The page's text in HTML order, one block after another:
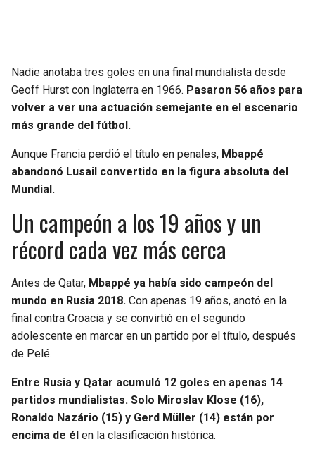
Nadie anotaba tres goles en una final mundialista desde
Geoff Hurst con Inglaterra en 1966. Pasaron 56 años para
volver a ver una actuación semejante en el escenario
más grande del fútbol.
Aunque Francia perdió el título en penales, Mbappé
abandonó Lusail convertido en la figura absoluta del
Mundial.
Un campeón a los 19 años y un
récord cada vez más cerca
Antes de Qatar, Mbappé ya había sido campeón del
mundo en Rusia 2018. Con apenas 19 años, anotó en la
final contra Croacia y se convirtió en el segundo
adolescente en marcar en un partido por el título, después
de Pelé.
Entre Rusia y Qatar acumuló 12 goles en apenas 14
partidos mundialistas. Solo Miroslav Klose (16),
Ronaldo Nazário (15) y Gerd Müller (14) están por
encima de él en la clasificación histórica.